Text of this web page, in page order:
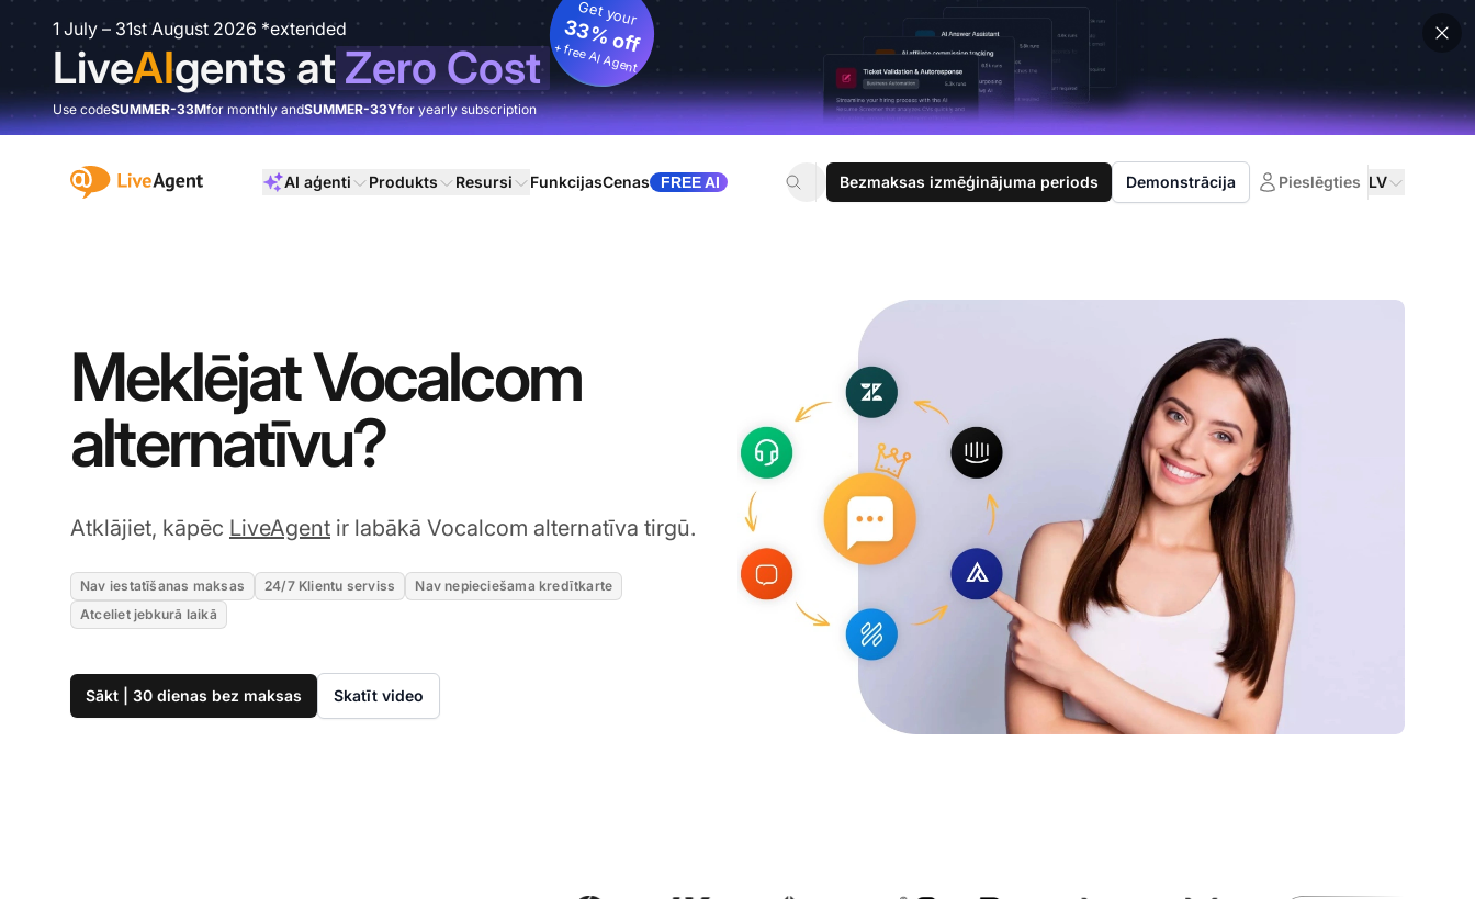
1 July – 31st August 2026 *extended
LiveAIgents atZero Cost
Get your
33% off
+ free AI Agent
Use codeSUMMER-33Mfor monthly andSUMMER-33Yfor yearly subscription
:site.title AI aģenti Produkts Resursi FunkcijasCenas FREE AI Bezmaksas izmēģinājuma periods Demonstrācija Pieslēgties LV
Meklējat Vocalcom
alternatīvu?
Atklājiet, kāpēc LiveAgent ir labākā Vocalcom alternatīva tirgū.
Nav iestatīšanas maksas 24/7 Klientu serviss
Nav nepieciešama kredītkarte
Atceliet jebkurā laikā
Sākt | 30 dienas bez maksas Skatīt video